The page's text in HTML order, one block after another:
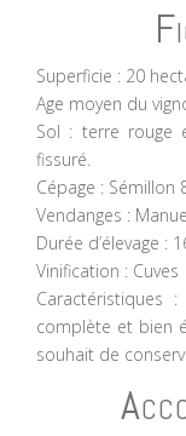
Superficie : 20
Age moyen du
Sol : terre rouge
fissuré.
Cépage : Sémillon
Vendanges :
Durée d’élevage :
Vinification : Cuves
Caractéristiques :
complète et bien
souhait de